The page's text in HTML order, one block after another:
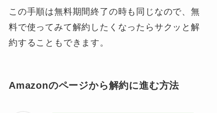
この手順は無料期間終了の時も同じなので、無
料で使ってみて解約したくなったらサクッと解
約することもできます。
Amazonのページから解約に進む方法